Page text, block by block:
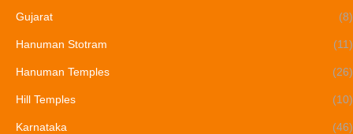
Gujarat (8)
Hanuman Stotram (11)
Hanuman Temples (26)
Hill Temples (10)
Karnataka (46)